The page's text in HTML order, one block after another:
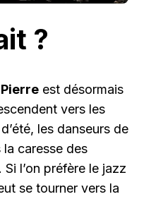
?
est désormais
vers les
les danseurs de
la caresse des
l’on préfère le jazz
se tourner vers la